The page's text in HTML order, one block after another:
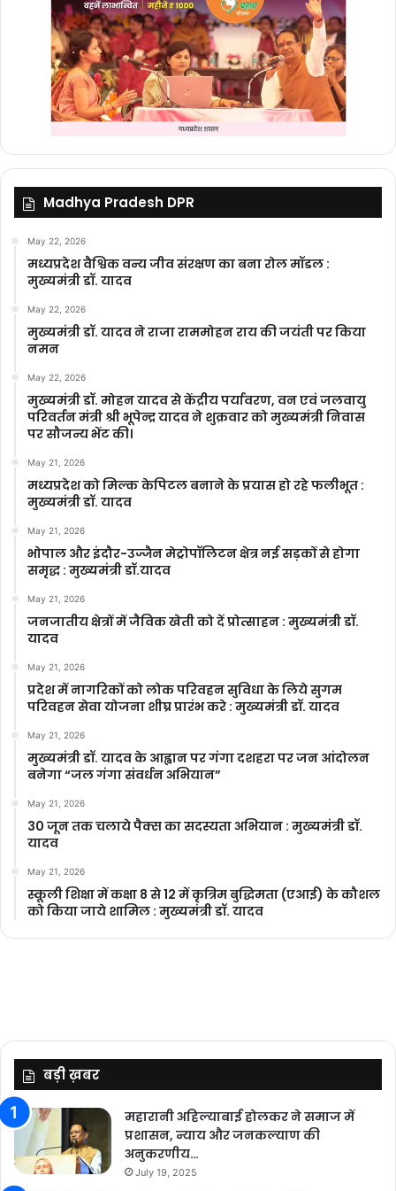
Madhya Pradesh DPR
May 22, 2026
मध्यप्रदेश वैश्विक वन्य जीव संरक्षण का बना रोल मॉडल :
मुख्यमंत्री डॉ. यादव
May 22, 2026
मुख्यमंत्री डॉ. यादव ने राजा राममोहन राय की जयंती पर किया
नमन
May 22, 2026
मुख्यमंत्री डॉ. मोहन यादव से केंद्रीय पर्यावरण, वन एवं जलवायु
परिवर्तन मंत्री श्री भूपेन्द्र यादव ने शुक्रवार को मुख्यमंत्री निवास
पर सौजन्य भेंट की।
May 21, 2026
मध्यप्रदेश को मिल्क केपिटल बनाने के प्रयास हो रहे फलीभूत :
मुख्यमंत्री डॉ. यादव
May 21, 2026
भोपाल और इंदौर-उज्जैन मेट्रोपॉलिटन क्षेत्र नई सड़कों से होगा
समृद्ध : मुख्यमंत्री डॉ.यादव
May 21, 2026
जनजातीय क्षेत्रों में जैविक खेती को दें प्रोत्साहन : मुख्यमंत्री डॉ.
यादव
May 21, 2026
प्रदेश में नागरिकों को लोक परिवहन सुविधा के लिये सुगम
परिवहन सेवा योजना शीघ्र प्रारंभ करे : मुख्यमंत्री डॉ. यादव
May 21, 2026
मुख्यमंत्री डॉ. यादव के आह्वान पर गंगा दशहरा पर जन आंदोलन
बनेगा “जल गंगा संवर्धन अभियान”
May 21, 2026
30 जून तक चलाये पैक्स का सदस्यता अभियान : मुख्यमंत्री डॉ.
यादव
May 21, 2026
स्कूली शिक्षा में कक्षा 8 से 12 में कृ‍त्रिम बुद्धिमता (एआई) के कौशल
को किया जाये शामिल : मुख्यमंत्री डॉ. यादव
बड़ी ख़बर
महारानी अहिल्याबाई होलकर ने समाज में
प्रशासन, न्याय और जनकल्याण की
अनुकरणीय…
July 19, 2025